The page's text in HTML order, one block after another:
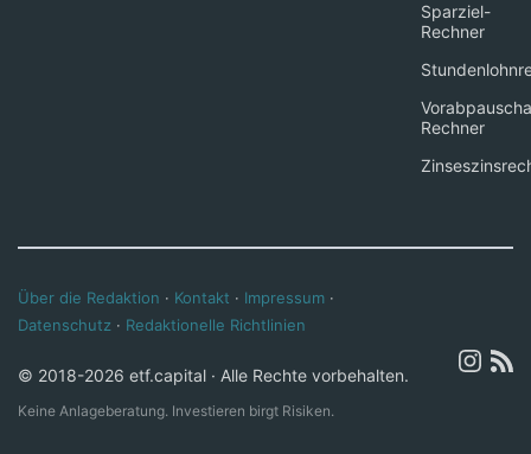
Sparziel-
Rechner
Rechner
Über die Redaktion · Kontakt · Impressum ·
Datenschutz · Redaktionelle Richtlinien
© 2018-2026 etf.capital · Alle Rechte vorbehalten.
Keine Anlageberatung. Investieren birgt Risiken.